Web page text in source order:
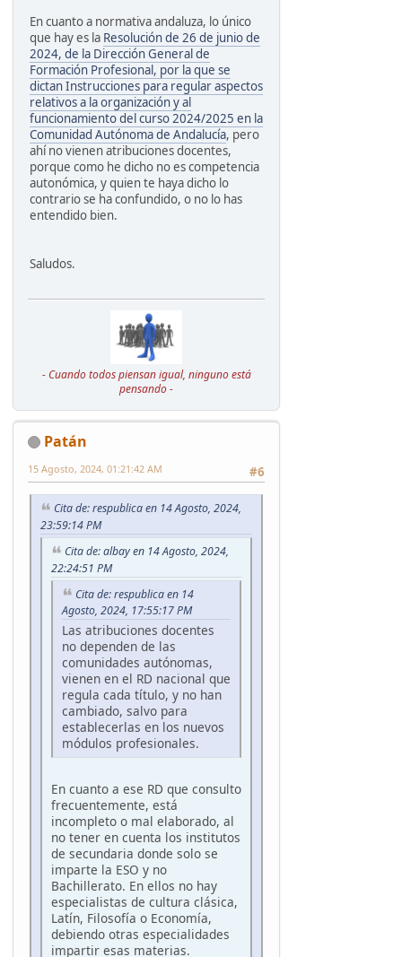
En cuanto a normativa andaluza, lo único
que hay es la Resolución de 26 de junio de
2024, de la Dirección General de
Formación Profesional, por la que se
dictan Instrucciones para regular aspectos
relativos a la organización y al
funcionamiento del curso 2024/2025 en la
Comunidad Autónoma de Andalucía, pero
ahí no vienen atribuciones docentes,
porque como he dicho no es competencia
autonómica, y quien te haya dicho lo
contrario se ha confundido, o no lo has
entendido bien.
Saludos.
- Cuando todos piensan igual, ninguno está
pensando -
Patán
#6
15 Agosto, 2024, 01:21:42 AM
Cita de: respublica en 14 Agosto, 2024,
23:59:14 PM
Cita de: albay en 14 Agosto, 2024,
22:24:51 PM
Cita de: respublica en 14
Agosto, 2024, 17:55:17 PM
Las atribuciones docentes
no dependen de las
comunidades autónomas,
vienen en el RD nacional que
regula cada título, y no han
cambiado, salvo para
establecerlas en los nuevos
módulos profesionales.
En cuanto a ese RD que consulto
frecuentemente, está
incompleto o mal elaborado, al
no tener en cuenta los institutos
de secundaria donde solo se
imparte la ESO y no
Bachillerato. En ellos no hay
especialistas de cultura clásica,
Latín, Filosofía o Economía,
debiendo otras especialidades
impartir esas materias.